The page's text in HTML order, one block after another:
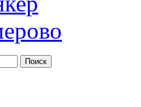
Поиск